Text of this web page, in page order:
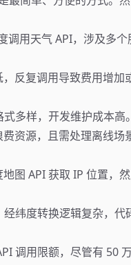
调用天气 API，涉及多
反复调用导致费用增加
多样，开发维护成本高。
资源，且需处理离线场
图 API 获取 IP 位置，
纬度转换逻辑复杂，代
调用限额，尽管有 50